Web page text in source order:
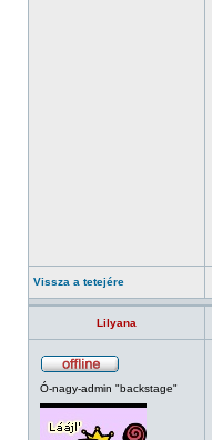
Vissza a tetejére
Lilyana
Ó-nagy-admin "backstage"